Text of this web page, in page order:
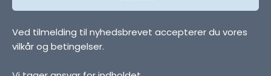
Ved tilmelding til nyhedsbrevet accepterer du vores
vilkår og betingelser.